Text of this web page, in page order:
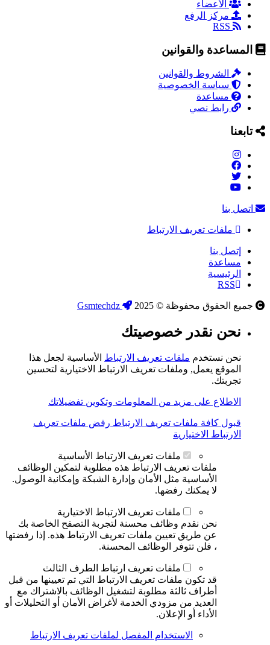
الأعضاء
مركز الرفع
المساعدة والقوانين
الشروط والقوانين
سياسة الخصوصية
مساعدة
رابط نصي
تابعنا
اتصل بنا
ملفات تعريف الارتباط
إتصل بنا
مساعدة
الرئيسية
RSS
جميع الحقوق محفوظة © 2025
نحن نقدر خصوصيتك
نحن نستخدم ملفات تعريف الارتباط الأساسية لجعل هذا
الموقع يعمل, وملفات تعريف الارتباط الاختيارية لتحسين
تجربتك.
الاطلاع على مزيد من المعلومات وتكوين تفضيلاتك
قبول كافة ملفات تعريف الارتباط رفض ملفات تعريف
الارتباط الاختيارية
ملفات تعريف الارتباط الأساسية
ملفات تعريف الارتباط هذه مطلوبة لتمكين الوظائف
الأساسية مثل الأمان وإدارة الشبكة وإمكانية الوصول.
لا يمكنك رفضها.
ملفات تعريف الارتباط الاختيارية
نحن نقدم وظائف محسنة لتجربة التصفح الخاصة بك
عن طريق تعيين ملفات تعريف الارتباط هذه. إذا رفضتها
، فلن تتوفر الوظائف المحسنة.
ملفات تعريف ارتباط الطرف الثالث
قد تكون ملفات تعريف الارتباط التي تم تعيينها من قبل
أطراف ثالثة مطلوبة لتشغيل الوظائف بالاشتراك مع
العديد من مزودي الخدمة لأغراض الأمان أو التحليلات أو
الأداء أو الإعلان.
الاستخدام المفصل لملفات تعريف الارتباط